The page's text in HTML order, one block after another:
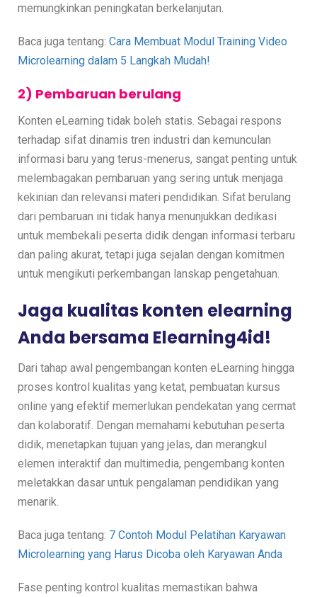
memungkinkan peningkatan berkelanjutan.
Baca juga tentang: Cara Membuat Modul Training Video
Microlearning dalam 5 Langkah Mudah!
2) Pembaruan berulang
Konten eLearning tidak boleh statis. Sebagai respons
terhadap sifat dinamis tren industri dan kemunculan
informasi baru yang terus-menerus, sangat penting untuk
melembagakan pembaruan yang sering untuk menjaga
kekinian dan relevansi materi pendidikan. Sifat berulang
dari pembaruan ini tidak hanya menunjukkan dedikasi
untuk membekali peserta didik dengan informasi terbaru
dan paling akurat, tetapi juga sejalan dengan komitmen
untuk mengikuti perkembangan lanskap pengetahuan.
Jaga kualitas konten elearning
Anda bersama Elearning4id!
Dari tahap awal pengembangan konten eLearning hingga
proses kontrol kualitas yang ketat, pembuatan kursus
online yang efektif memerlukan pendekatan yang cermat
dan kolaboratif. Dengan memahami kebutuhan peserta
didik, menetapkan tujuan yang jelas, dan merangkul
elemen interaktif dan multimedia, pengembang konten
meletakkan dasar untuk pengalaman pendidikan yang
menarik.
Baca juga tentang: 7 Contoh Modul Pelatihan Karyawan
Microlearning yang Harus Dicoba oleh Karyawan Anda
Fase penting kontrol kualitas memastikan bahwa